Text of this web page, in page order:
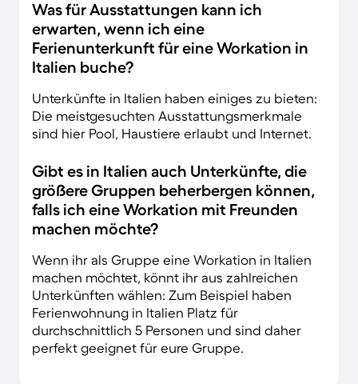
Was für Ausstattungen kann ich
erwarten, wenn ich eine
Ferienunterkunft für eine Workation in
Italien buche?
Unterkünfte in Italien haben einiges zu bieten:
Die meistgesuchten Ausstattungsmerkmale
sind hier Pool, Haustiere erlaubt und Internet.
Gibt es in Italien auch Unterkünfte, die
größere Gruppen beherbergen können,
falls ich eine Workation mit Freunden
machen möchte?
Wenn ihr als Gruppe eine Workation in Italien
machen möchtet, könnt ihr aus zahlreichen
Unterkünften wählen: Zum Beispiel haben
Ferienwohnung in Italien Platz für
durchschnittlich 5 Personen und sind daher
perfekt geeignet für eure Gruppe.